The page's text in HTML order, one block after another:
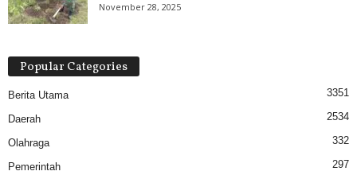
November 28, 2025
Popular Categories
Berita Utama 3351
Daerah 2534
Olahraga 332
Pemerintah 297